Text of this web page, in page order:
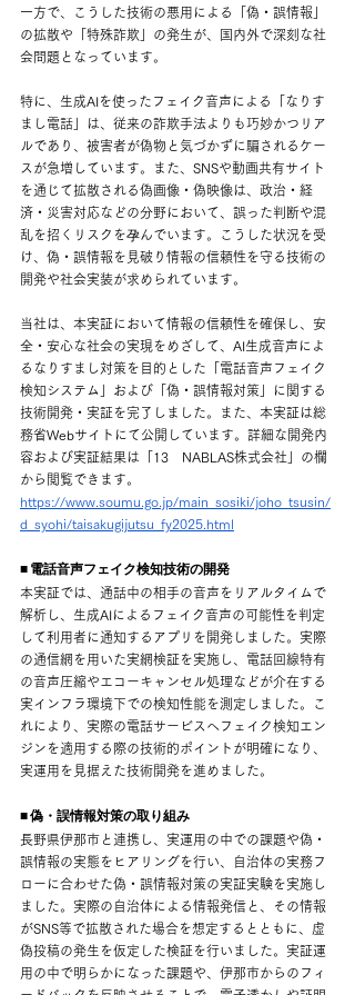
一方で、こうした技術の悪用による「偽・誤情報」
の拡散や「特殊詐欺」の発生が、国内外で深刻な社
会問題となっています。
特に、生成AIを使ったフェイク音声による「なりす
まし電話」は、従来の詐欺手法よりも巧妙かつリア
ルであり、被害者が偽物と気づかずに騙されるケー
スが急増しています。また、SNSや動画共有サイト
を通じて拡散される偽画像・偽映像は、政治・経
済・災害対応などの分野において、誤った判断や混
乱を招くリスクを孕んでいます。こうした状況を受
け、偽・誤情報を見破り情報の信頼性を守る技術の
開発や社会実装が求められています。
当社は、本実証において情報の信頼性を確保し、安
全・安心な社会の実現をめざして、AI生成音声によ
るなりすまし対策を目的とした「電話音声フェイク
検知システム」および「偽・誤情報対策」に関する
技術開発・実証を完了しました。また、本実証は総
務省Webサイトにて公開しています。詳細な開発内
容および実証結果は「13　NABLAS株式会社」の欄
から閲覧できます。
https://www.soumu.go.jp/main_sosiki/joho_tsusin/
d_syohi/taisakugijutsu_fy2025.html
■ 電話音声フェイク検知技術の開発
本実証では、通話中の相手の音声をリアルタイムで
解析し、生成AIによるフェイク音声の可能性を判定
して利用者に通知するアプリを開発しました。実際
の通信網を用いた実網検証を実施し、電話回線特有
の音声圧縮やエコーキャンセル処理などが介在する
実インフラ環境下での検知性能を測定しました。こ
れにより、実際の電話サービスへフェイク検知エン
ジンを適用する際の技術的ポイントが明確になり、
実運用を見据えた技術開発を進めました。
■ 偽・誤情報対策の取り組み
長野県伊那市と連携し、実運用の中での課題や偽・
誤情報の実態をヒアリングを行い、自治体の実務フ
ローに合わせた偽・誤情報対策の実証実験を実施し
ました。実際の自治体による情報発信と、その情報
がSNS等で拡散された場合を想定するとともに、虚
偽投稿の発生を仮定した検証を行いました。実証運
用の中で明らかになった課題や、伊那市からのフィ